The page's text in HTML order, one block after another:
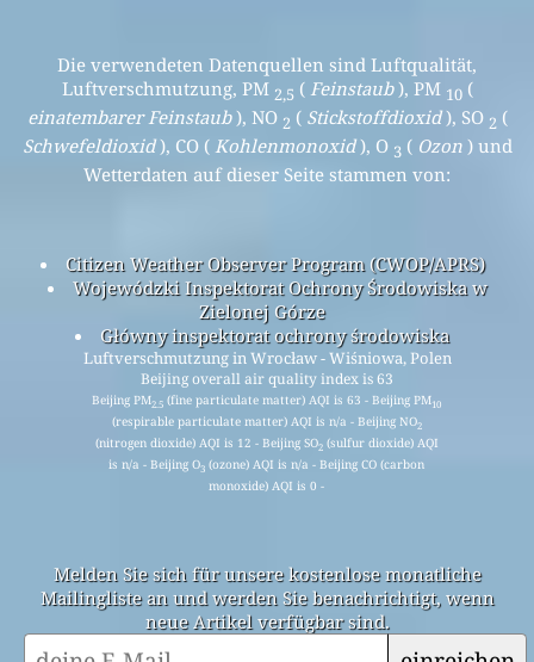
Die verwendeten Datenquellen sind Luftqualität,
Luftverschmutzung, PM 2,5 ( Feinstaub), PM 10(
einatembarer Feinstaub), NO 2 ( Stickstoffdioxid), SO 2 (
Schwefeldioxid), CO ( Kohlenmonoxid), O 3 ( Ozon) und
Wetterdaten auf dieser Seite stammen von:
Citizen Weather Observer Program (CWOP/APRS)
Wojewódzki Inspektorat Ochrony Środowiska w
Zielonej Górze
Główny inspektorat ochrony środowiska
Luftverschmutzung in Wrocław - Wiśniowa, Polen
Beijing overall air quality index is 63
Beijing PM2.5 (fine particulate matter) AQI is 63 - Beijing PM10
(respirable particulate matter) AQI is n/a - Beijing NO2
(nitrogen dioxide) AQI is 12 - Beijing SO2(sulfur dioxide) AQI
is n/a - Beijing O3 (ozone) AQI is n/a - Beijing CO (carbon
monoxide) AQI is 0 -
Melden Sie sich für unsere kostenlose monatliche
Mailingliste an und werden Sie benachrichtigt, wenn
neue Artikel verfügbar sind.